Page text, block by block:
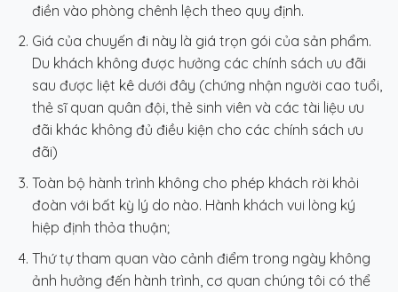
điền vào phòng chênh lệch theo quy định.
Giá của chuyến đi này là giá trọn gói của sản phẩm.
Du khách không được hưởng các chính sách ưu đãi
sau được liệt kê dưới đây (chứng nhận người cao tuổi,
thẻ sĩ quan quân đội, thẻ sinh viên và các tài liệu ưu
đãi khác không đủ điều kiện cho các chính sách ưu
đãi)
Toàn bộ hành trình không cho phép khách rời khỏi
đoàn với bất kỳ lý do nào. Hành khách vui lòng ký
hiệp định thỏa thuận;
Thứ tự tham quan vào cảnh điểm trong ngày không
ảnh hưởng đến hành trình, cơ quan chúng tôi có thể